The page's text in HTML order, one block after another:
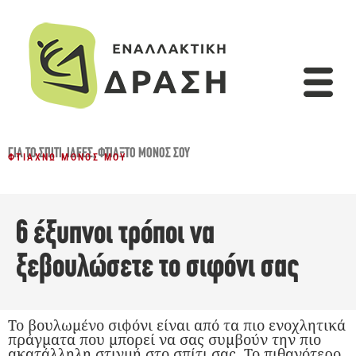
ΓΙΑ ΤΟ ΣΠΊΤΙ,ΙΔΈΕΣ,ΦΤΙΆΞΤΟ ΜΌΝΟΣ ΣΟΥ
ΦΤΙΆΧΝΩ ΜΌΝΟΣ ΜΟΥ
6 έξυπνοι τρόποι να
ξεβουλώσετε το σιφόνι σας
Το βουλωμένο σιφόνι είναι από τα πιο ενοχλητικά
πράγματα που μπορεί να σας συμβούν την πιο